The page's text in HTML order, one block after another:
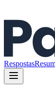
Respostas